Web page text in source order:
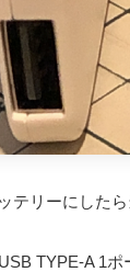
テリーにした
TYPE-A 1ポ